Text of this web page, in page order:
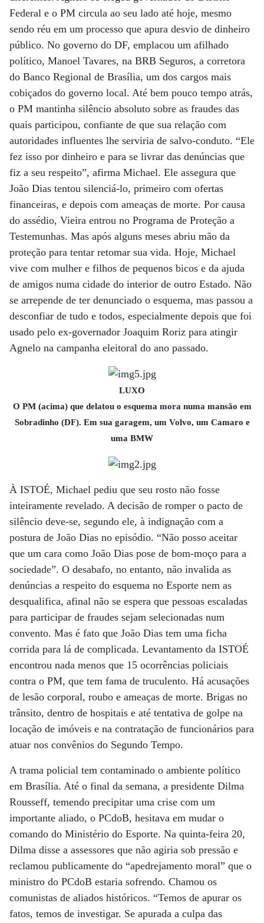
Federal e o PM circula ao seu lado até hoje, mesmo
sendo réu em um processo que apura desvio de dinheiro
público. No governo do DF, emplacou um afilhado
político, Manoel Tavares, na BRB Seguros, a corretora
do Banco Regional de Brasília, um dos cargos mais
cobiçados do governo local. Até bem pouco tempo atrás,
o PM mantinha silêncio absoluto sobre as fraudes das
quais participou, confiante de que sua relação com
autoridades influentes lhe serviria de salvo-conduto. “Ele
fez isso por dinheiro e para se livrar das denúncias que
fiz a seu respeito”, afirma Michael. Ele assegura que
João Dias tentou silenciá-lo, primeiro com ofertas
financeiras, e depois com ameaças de morte. Por causa
do assédio, Vieira entrou no Programa de Proteção a
Testemunhas. Mas após alguns meses abriu mão da
proteção para tentar retomar sua vida. Hoje, Michael
vive com mulher e filhos de pequenos bicos e da ajuda
de amigos numa cidade do interior de outro Estado. Não
se arrepende de ter denunciado o esquema, mas passou a
desconfiar de tudo e todos, especialmente depois que foi
usado pelo ex-governador Joaquim Roriz para atingir
Agnelo na campanha eleitoral do ano passado.
LUXO
O PM (acima) que delatou o esquema mora numa mansão em
Sobradinho (DF). Em sua garagem, um Volvo, um Camaro e
uma BMW
À ISTOÉ, Michael pediu que seu rosto não fosse
inteiramente revelado. A decisão de romper o pacto de
silêncio deve-se, segundo ele, à indignação com a
postura de João Dias no episódio. “Não posso aceitar
que um cara como João Dias pose de bom-moço para a
sociedade”. O desabafo, no entanto, não invalida as
denúncias a respeito do esquema no Esporte nem as
desqualifica, afinal não se espera que pessoas escaladas
para participar de fraudes sejam selecionadas num
convento. Mas é fato que João Dias tem uma ficha
corrida para lá de complicada. Levantamento da ISTOÉ
encontrou nada menos que 15 ocorrências policiais
contra o PM, que tem fama de truculento. Há acusações
de lesão corporal, roubo e ameaças de morte. Brigas no
trânsito, dentro de hospitais e até tentativa de golpe na
locação de imóveis e na contratação de funcionários para
atuar nos convênios do Segundo Tempo.
A trama policial tem contaminado o ambiente político
em Brasília. Até o final da semana, a presidente Dilma
Rousseff, temendo precipitar uma crise com um
importante aliado, o PCdoB, hesitava em mudar o
comando do Ministério do Esporte. Na quinta-feira 20,
Dilma disse a assessores que não agiria sob pressão e
reclamou publicamente do “apedrejamento moral” que o
ministro do PCdoB estaria sofrendo. Chamou os
comunistas de aliados históricos. “Temos de apurar os
fatos, temos de investigar. Se apurada a culpa das